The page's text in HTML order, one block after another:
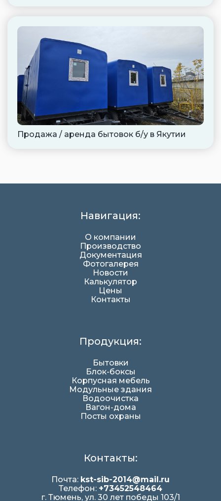
Продажа / аренда бытовок б/у в Якутии
Навигация:
О компании
Производство
Документация
Фотогалерея
Новости
Калькулятор
Цены
Контакты
Продукция:
Бытовки
Блок-боксы
Корпусная мебель
Модульные здания
Водоочистка
Вагон-дома
Посты охраны
Контакты:
Почта: kst-sib-2014@mail.ru
Телефон: +73452548464
г. Тюмень, ул. 30 лет победы 103/1